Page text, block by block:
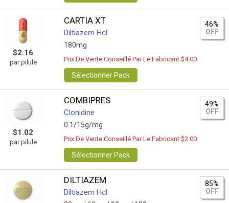
$2.16
par pilule
CARTIA XT
Diltiazem Hcl
180mg
46%
OFF
Prix De Vente Conseillé Par Le Fabricant $4.00
Sélectionner Pack
$1.02
par pilule
COMBIPRES
Clonidine
0.1/15g/mg
49%
OFF
Prix De Vente Conseillé Par Le Fabricant $2.00
Sélectionner Pack
DILTIAZEM
Diltiazem Hcl
85%
OFF